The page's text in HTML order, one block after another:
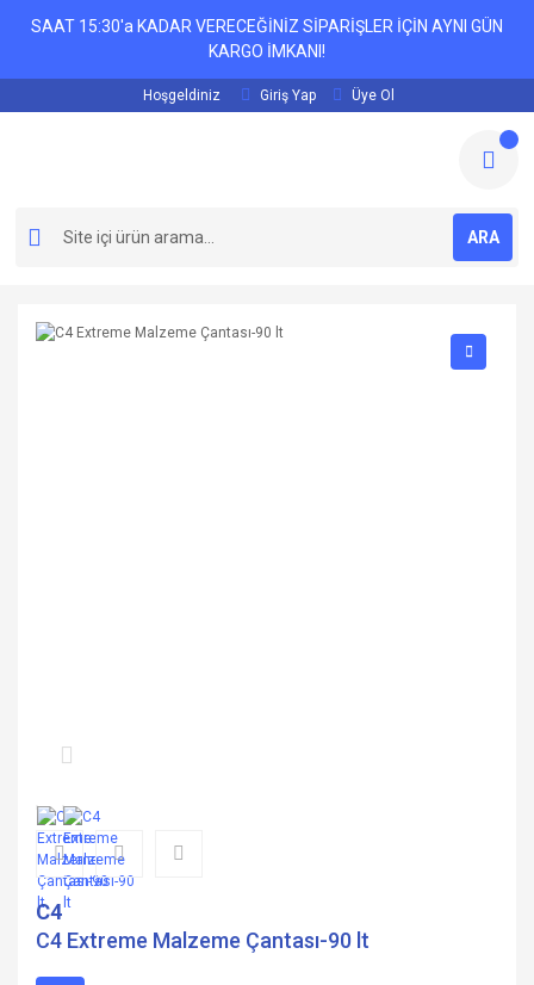
SAAT 15:30'a KADAR VERECEĞİNİZ SİPARİŞLER İÇİN AYNI GÜN
KARGO İMKANI!
Hoşgeldiniz Giriş Yap Üye Ol
ARA
C4
C4 Extreme Malzeme Çantası-90 lt